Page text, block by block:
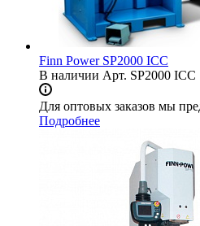
Finn Power SP2000 ICC
В наличии Арт. SP2000 ICC
Для оптовых заказов мы
Подробнее